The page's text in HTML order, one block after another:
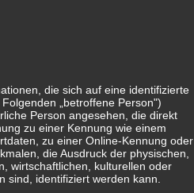
freuen wir uns sehr,
finanziell durch
wie auch bisher in der
zu tätigen. An alle
die sich auf eine identifizierte
„betroffene Person")
Person angesehen, die direkt
zu einer Kennung wie einem
zu einer Online-Kennung oder
die Ausdruck der physischen,
wirtschaftlichen, kulturellen oder
sind, identifiziert werden kann.